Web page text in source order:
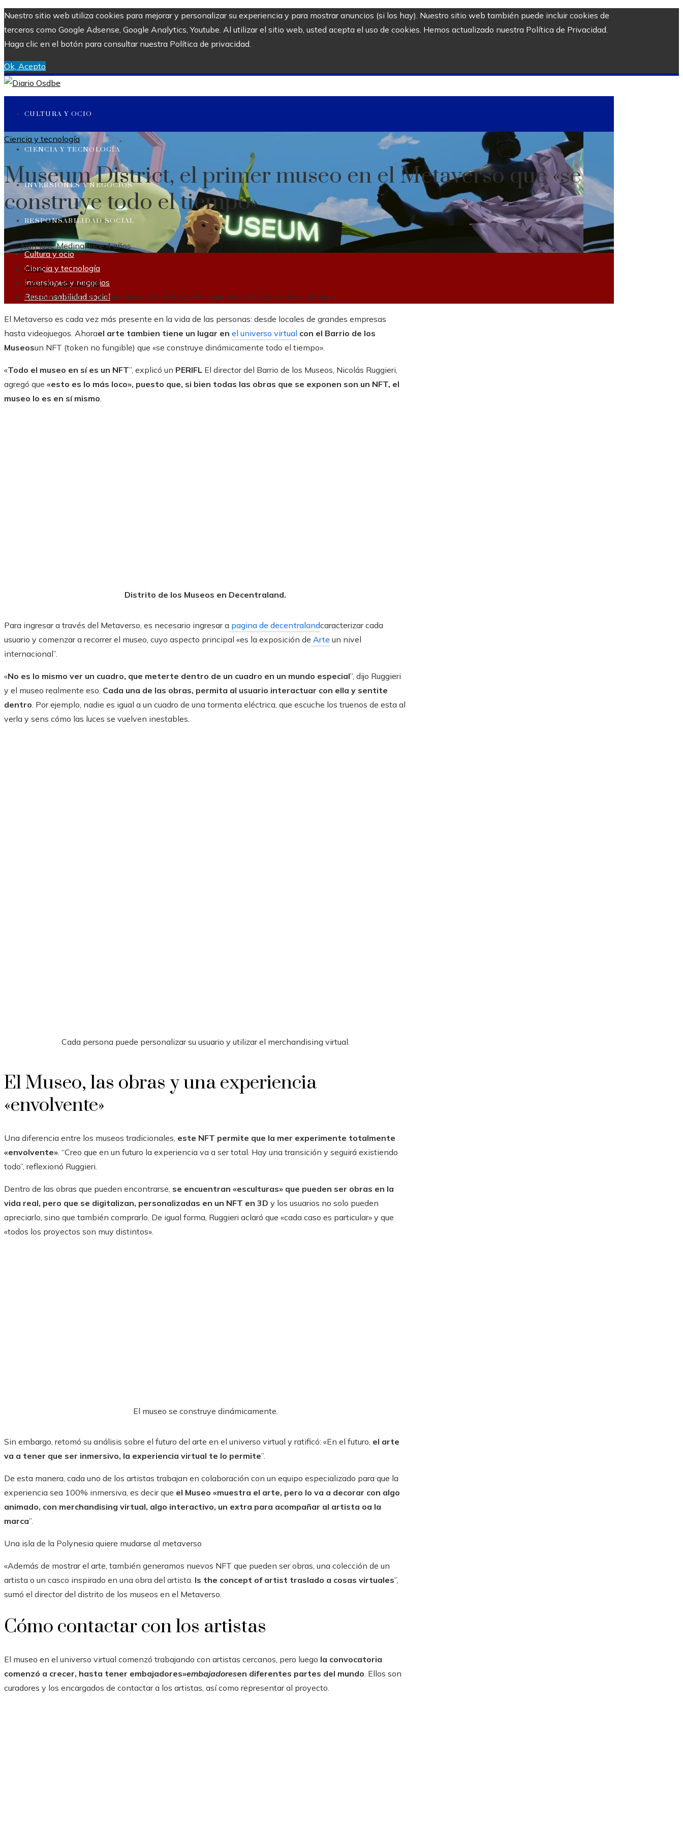
Nuestro sitio web utiliza cookies para mejorar y personalizar su experiencia y para mostrar anuncios (si los hay). Nuestro sitio web también puede incluir cookies de
terceros como Google Adsense, Google Analytics, Youtube. Al utilizar el sitio web, usted acepta el uso de cookies. Hemos actualizado nuestra Política de Privacidad.
Haga clic en el botón para consultar nuestra Política de privacidad.
Ok, Acepto
CULTURA Y OCIO
CIENCIA Y TECNOLOGÍA
INVERSIONES Y NEGOCIOS
RESPONSABILIDAD SOCIAL
Cultura y ocio
Ciencia y tecnología
Inversiones y negocios
Responsabilidad social
Ciencia y tecnología
Museum District, el primer museo en el Metaverso que «se
construye todo el tiempo»
Juan José MedinaHace 4 años
Inicio
Ciencia y tecnología
Museum District, el primer museo en el Metaverso que «se construye todo el tiempo»
El Metaverso es cada vez más presente en la vida de las personas: desde locales de grandes empresas
hasta videojuegos. Ahorael arte tambien tiene un lugar en el universo virtual con el Barrio de los
Museosun NFT (token no fungible) que «se construye dinámicamente todo el tiempo».
«Todo el museo en sí es un NFT”, explicó un PERIFL El director del Barrio de los Museos, Nicolás Ruggieri,
agregó que «esto es lo más loco», puesto que, si bien todas las obras que se exponen son un NFT, el
museo lo es en sí mismo.
Distrito de los Museos en Decentraland.
Para ingresar a través del Metaverso, es necesario ingresar a pagina de decentralandcaracterizar cada
usuario y comenzar a recorrer el museo, cuyo aspecto principal «es la exposición de Arte un nivel
internacional”.
«No es lo mismo ver un cuadro, que meterte dentro de un cuadro en un mundo especial”, dijo Ruggieri
y el museo realmente eso. Cada una de las obras, permita al usuario interactuar con ella y sentite
dentro. Por ejemplo, nadie es igual a un cuadro de una tormenta eléctrica, que escuche los truenos de esta al
verla y sens cómo las luces se vuelven inestables.
Cada persona puede personalizar su usuario y utilizar el merchandising virtual.
El Museo, las obras y una experiencia
«envolvente»
Una diferencia entre los museos tradicionales, este NFT permite que la mer experimente totalmente
«envolvente» . “Creo que en un futuro la experiencia va a ser total. Hay una transición y seguirá existiendo
todo”, reflexionó Ruggieri.
Dentro de las obras que pueden encontrarse, se encuentran «esculturas» que pueden ser obras en la
vida real, pero que se digitalizan, personalizadas en un NFT en 3D y los usuarios no solo pueden
apreciarlo, sino que también comprarlo. De igual forma, Ruggieri aclaró que «cada caso es particular» y que
«todos los proyectos son muy distintos».
El museo se construye dinámicamente.
Sin embargo, retomó su análisis sobre el futuro del arte en el universo virtual y ratificó: «En el futuro, el arte
va a tener que ser inmersivo, la experiencia virtual te lo permite”.
De esta manera, cada uno de los artistas trabajan en colaboración con un equipo especializado para que la
experiencia sea 100% inmersiva, es decir que el Museo «muestra el arte, pero lo va a decorar con algo
animado, con merchandising virtual, algo interactivo, un extra para acompañar al artista oa la
marca”.
Una isla de la Polynesia quiere mudarse al metaverso
«Además de mostrar el arte, también generamos nuevos NFT que pueden ser obras, una colección de un
artista o un casco inspirado en una obra del artista. Is the concept of artist traslado a cosas virtuales”,
sumó el director del distrito de los museos en el Metaverso.
Cómo contactar con los artistas
El museo en el universo virtual comenzó trabajando con artistas cercanos, pero luego la convocatoria
comenzó a crecer, hasta tener embajadores»embajadoresen diferentes partes del mundo. Ellos son
curadores y los encargados de contactar a los artistas, así como representar al proyecto.